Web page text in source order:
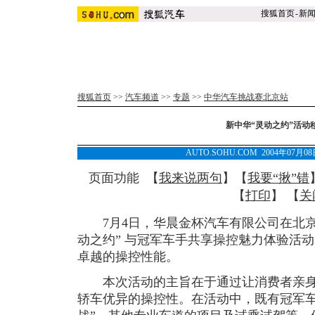
搜狐首页-新闻
搜狐首页 >> 汽车频道 >> 专题 >> 中华汽车挑战赛北京站
新中华“灵动之约”活动
AUTO.SOHU.COM 2004年07月
页面功能 【我来说两句 】【我要“揪”错
【打印 】 【 关
7月4日，华晨金杯汽车有限公司在北
动之约” 与冠军车手共享操控魅力体验活
卓越的操控性能。
本次活动的主旨在于通过让消费者亲
轿车优异的操控性。在活动中，既有冠军